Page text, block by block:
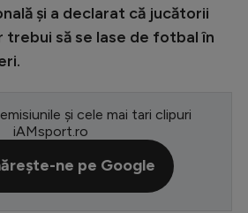
League
League
League
și a declarat că jucătorii
trebui să se lase de fotbal în
și cele mai tari clipuri
iAMsport.ro
ne pe Google